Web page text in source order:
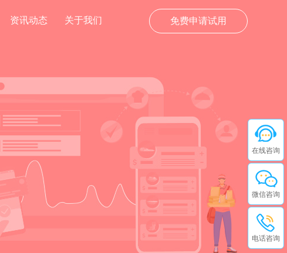
免费申请试用
资讯动态 关于我们
在线咨询
微信咨询
电话咨询